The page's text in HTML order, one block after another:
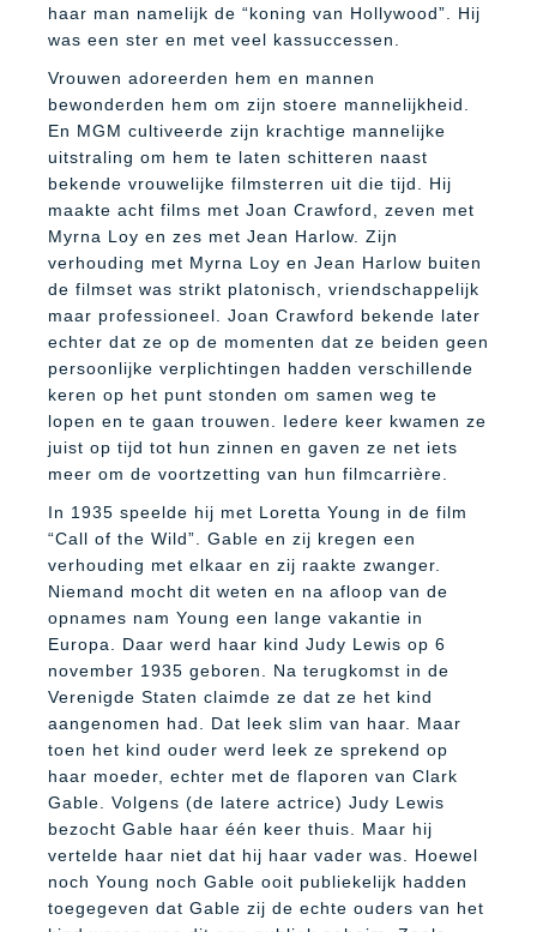
haar man namelijk de “koning van Hollywood”. Hij
was een ster en met veel kassuccessen.
Vrouwen adoreerden hem en mannen
bewonderden hem om zijn stoere mannelijkheid.
En MGM cultiveerde zijn krachtige mannelijke
uitstraling om hem te laten schitteren naast
bekende vrouwelijke filmsterren uit die tijd. Hij
maakte acht films met Joan Crawford, zeven met
Myrna Loy en zes met Jean Harlow. Zijn
verhouding met Myrna Loy en Jean Harlow buiten
de filmset was strikt platonisch, vriendschappelijk
maar professioneel. Joan Crawford bekende later
echter dat ze op de momenten dat ze beiden geen
persoonlijke verplichtingen hadden verschillende
keren op het punt stonden om samen weg te
lopen en te gaan trouwen. Iedere keer kwamen ze
juist op tijd tot hun zinnen en gaven ze net iets
meer om de voortzetting van hun filmcarrière.
In 1935 speelde hij met Loretta Young in de film
“Call of the Wild”. Gable en zij kregen een
verhouding met elkaar en zij raakte zwanger.
Niemand mocht dit weten en na afloop van de
opnames nam Young een lange vakantie in
Europa. Daar werd haar kind Judy Lewis op 6
november 1935 geboren. Na terugkomst in de
Verenigde Staten claimde ze dat ze het kind
aangenomen had. Dat leek slim van haar. Maar
toen het kind ouder werd leek ze sprekend op
haar moeder, echter met de flaporen van Clark
Gable. Volgens (de latere actrice) Judy Lewis
bezocht Gable haar één keer thuis. Maar hij
vertelde haar niet dat hij haar vader was. Hoewel
noch Young noch Gable ooit publiekelijk hadden
toegegeven dat Gable zij de echte ouders van het